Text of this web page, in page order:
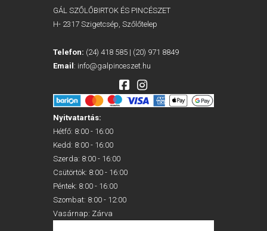
GÁL SZŐLŐBIRTOK ÉS PINCÉSZET
H- 2317 Szigetcsép, Szőlőtelep
Telefon: (24) 418 585 | (20) 971 8849
Email: info@galpinceszet.hu
Nyitvatartás:
Hétfő: 8:00 - 16:00
Kedd: 8:00 - 16:00
Szerda: 8:00 - 16:00
Csütörtök: 8:00 - 16:00
Péntek: 8:00 - 16:00
Szombat: 8:00 - 12:00
Vasárnap: Zárva